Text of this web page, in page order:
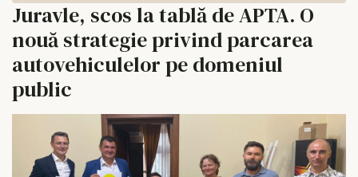
Juravle, scos la tablă de APTA. O
nouă strategie privind parcarea
autovehiculelor pe domeniul
public